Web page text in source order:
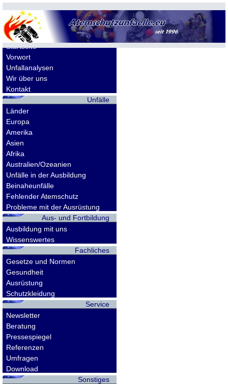
Allgemeines
Startseite
Vorwort
Unfallanalysen
Wir über uns
Kontakt
Unfälle
Länder
Europa
Amerika
Asien
Afrika
Australien/Ozeanien
Unfälle in der Ausbildung
Beinaheunfälle
Fehlender Atemschutz
Probleme mit der Ausrüstung
Aus- und Fortbildung
Ausbildung mit uns
Wissenswertes
Fachliches
Gesetze und Normen
Gesundheit
Ausrüstung
Schutzkleidung
Service
Newsletter
Beratung
Pressespiegel
Referenzen
Umfragen
Download
Sonstiges